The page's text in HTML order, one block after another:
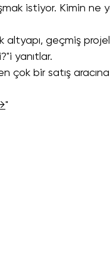
istiyor. Kimin ne
altyapı, geçmiş
yanıtlar.
çok bir satış
"